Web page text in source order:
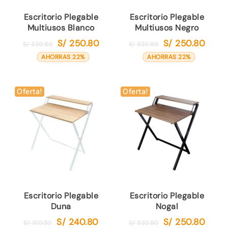
Escritorio Plegable
Multiusos Blanco
S/320.80
El
precio
S/ 250.80El
S/ 250.80.
AHORRAS 22%
Escritorio Plegable
Multiusos Negro
S/320.80
El
precio
S/ 250.80El
AHORRAS 22%
Oferta!
Escritorio Plegable
Duna
S/310.80
El
S/ 240.80El
Oferta!
Escritorio Plegable
Nogal
S/320.80
El
S/ 250.80El